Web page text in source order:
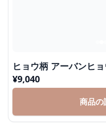
ヒョウ柄 アーバンヒ
¥9,040
商品の